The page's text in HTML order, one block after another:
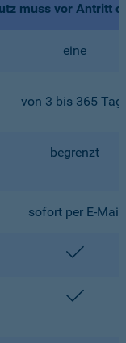
muss vor Antritt
eine
von 3 bis 365
begrenzt
sofort per E-Mail